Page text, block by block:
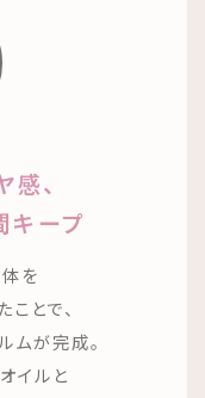
、
キープ
を
とで、
ムが完成。
イルと